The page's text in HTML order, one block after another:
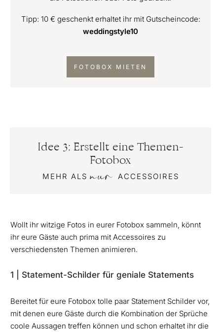
Tipp: 10 € geschenkt erhaltet ihr mit Gutscheincode:
weddingstyle10
FOTOBOX MIETEN
Idee 3: Erstellt eine Themen-
Fotobox
MEHR ALSnur ACCESSOIRES
Wollt ihr witzige Fotos in eurer Fotobox sammeln, könnt
ihr eure Gäste auch prima mit Accessoires zu
verschiedensten Themen animieren.
1 | Statement-Schilder für geniale Statements
Bereitet für eure Fotobox tolle paar Statement Schilder vor,
mit denen eure Gäste durch die Kombination der Sprüche
coole Aussagen treffen können und schon erhaltet ihr die